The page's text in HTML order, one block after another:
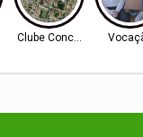
Clube Concórdia